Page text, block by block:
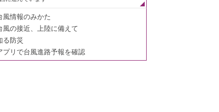
風情報のみかた
風の接近、上陸に備えて
る防災
プリで台風進路予報を確認